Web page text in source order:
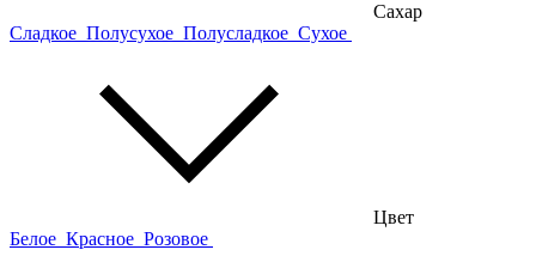
Сахар
Сладкое Полусухое Полусладкое Сухое
Цвет
Белое Красное Розовое